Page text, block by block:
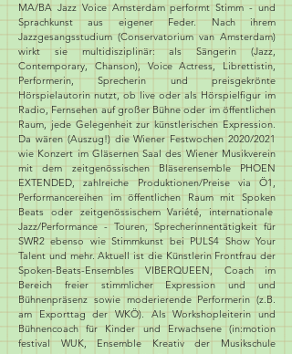
MA/BA Jazz Voice Amsterdam performt Stimm - und
Sprachkunst aus eigener Feder. Nach ihrem
Jazzgesangsstudium (Conservatorium van Amsterdam)
wirkt sie multidisziplinär: als Sängerin (Jazz,
Contemporary, Chanson), Voice Actress, Librettistin,
Performerin, Sprecherin und preisgekrönte
Hörspielautorin nutzt, ob live oder als Hörspielfigur im
Radio, Fernsehen auf großer Bühne oder im öffentlichen
Raum, jede Gelegenheit zur künstlerischen Expression.
Da wären (Auszug!) die Wiener Festwochen 2020/2021
wie Konzert im Gläsernen Saal des Wiener Musikverein
mit dem zeitgenössischen Bläserensemble PHOEN
EXTENDED, zahlreiche Produktionen/Preise via Ö1,
Performancereihen im öffentlichen Raum mit Spoken
Beats oder zeitgenössischem Variété, internationale
Jazz/Performance - Touren, Sprecherinnentätigkeit für
SWR2 ebenso wie Stimmkunst bei PULS4 Show Your
Talent und mehr. Aktuell ist die Künstlerin Frontfrau der
Spoken-Beats-Ensembles VIBERQUEEN, Coach im
Bereich freier stimmlicher Expression und und
Bühnenpräsenz sowie moderierende Performerin (z.B.
am Exporttag der WKÖ). Als Workshopleiterin und
Bühnencoach für Kinder und Erwachsene (in:motion
festival WUK, Ensemble Kreativ der Musikschule